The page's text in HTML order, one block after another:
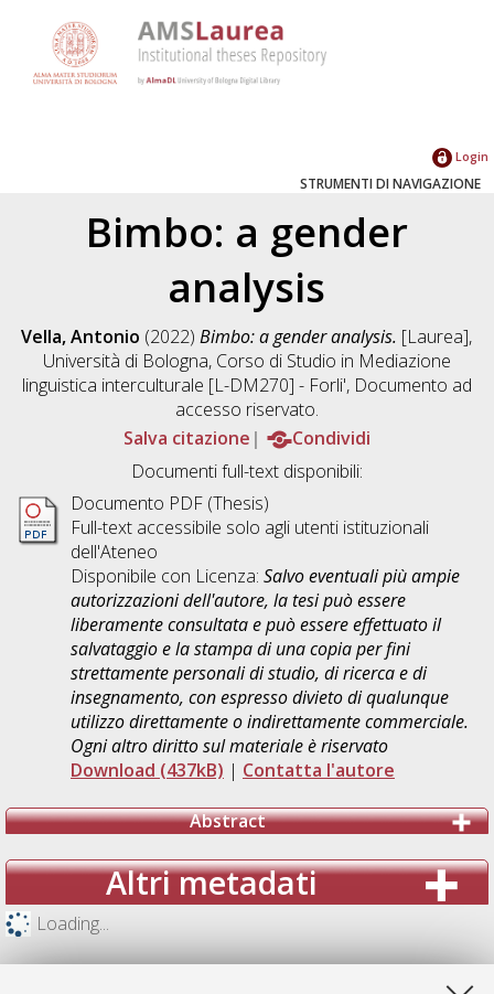
Login
STRUMENTI DI NAVIGAZIONE
Bimbo: a gender
analysis
Vella, Antonio (2022)Bimbo: a gender analysis. [Laurea],
Università di Bologna, Corso di Studio in Mediazione
linguistica interculturale [L-DM270] - Forli', Documento ad
accesso riservato.
Salva citazione
Condividi
Documenti full-text disponibili:
Documento PDF (Thesis)
Full-text accessibile solo agli utenti istituzionali
dell'Ateneo
Disponibile con Licenza: Salvo eventuali più ampie
autorizzazioni dell'autore, la tesi può essere
liberamente consultata e può essere effettuato il
salvataggio e la stampa di una copia per fini
strettamente personali di studio, di ricerca e di
insegnamento, con espresso divieto di qualunque
utilizzo direttamente o indirettamente commerciale.
Ogni altro diritto sul materiale è riservato
Download (437kB) | Contatta l'autore
Abstract
Altri metadati
Loading...